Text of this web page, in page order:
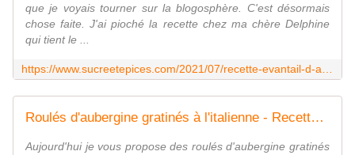
que je voyais tourner sur la blogosphère. C'est désormais
chose faite. J'ai pioché la recette chez ma chère Delphine
qui tient le ...
Roulés d'aubergine gratinés à l'italienne - Recette en vidéo
Aujourd'hui je vous propose des roulés d'aubergine gratinés